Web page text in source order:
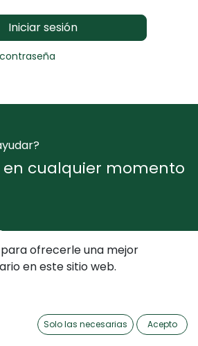
Iniciar sesión
cualquier momento
ofrecerle una mejor
en este sitio web.
Solo las necesarias Acepto